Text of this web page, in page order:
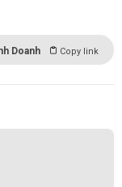
Doanh Copy link